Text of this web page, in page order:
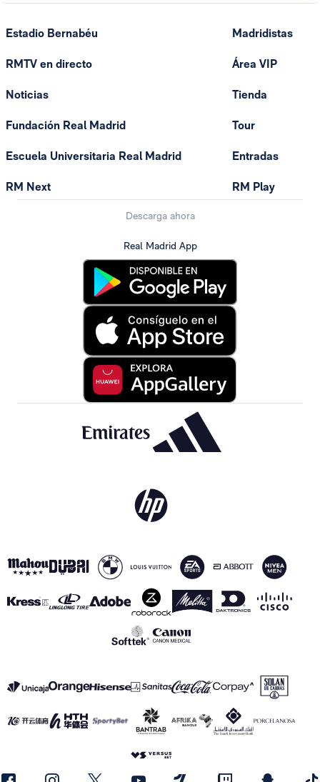
Estadio Bernabéu
RMTV en directo
Noticias
Fundación Real Madrid
Escuela Universitaria Real Madrid
RM Next
Madridistas
Área VIP
Tienda
Tour
Entradas
RM Play
Descarga ahora
Real Madrid App